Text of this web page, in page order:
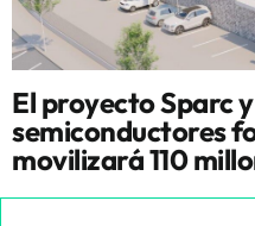
El proyecto Sparc
semiconductores
movilizará 110